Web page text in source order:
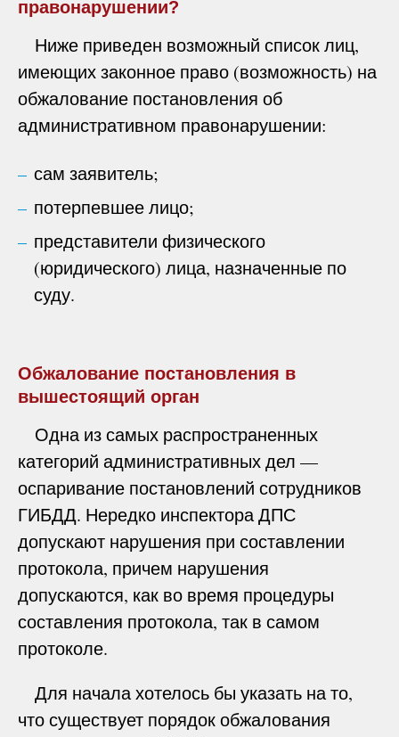
правонарушении?
Ниже приведен возможный список лиц,
имеющих законное право (возможность) на
обжалование постановления об
административном правонарушении:
сам заявитель;
потерпевшее лицо;
представители физического
(юридического) лица, назначенные по
суду.
Обжалование постановления в
вышестоящий орган
Одна из самых распространенных
категорий административных дел —
оспаривание постановлений сотрудников
ГИБДД. Нередко инспектора ДПС
допускают нарушения при составлении
протокола, причем нарушения
допускаются, как во время процедуры
составления протокола, так в самом
протоколе.
Для начала хотелось бы указать на то,
что существует порядок обжалования